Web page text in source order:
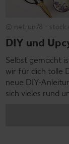
© netrun78 -
DIY und
Selbst gemacht
wir für dich tolle
neue DIY-
sich vieles rund